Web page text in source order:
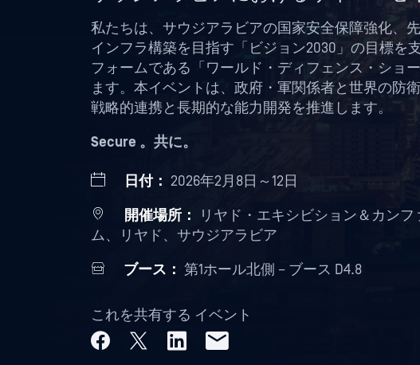
私たちは、サウジアラビアの国家安全保障強化、
インフラ構築を目指す「ビジョン2030」の目標を
フォームである「ワールド・ディフェンス・ショ
ます。本イベントは、政府・軍関係者と世界の防
戦略的連携と長期的な能力開発を推進します。
Secure 。共に。
日付： 2026年2月8日～12日
開催場所：
リヤド・エキシビション＆カン
ム、リヤド、サウジアラビア
ブース： 第1ホール北側 – ブース D4.8
これを共有する イベント